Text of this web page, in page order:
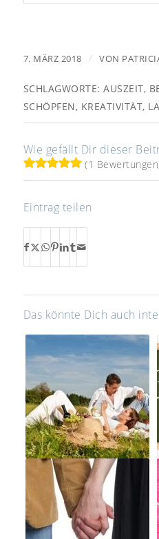
7. MÄRZ 2018 / VON
SCHLAGWORTE: AUSZEIT,
SCHÖPFEN, KREATIVITÄT,
Wie gefällt Dir dieser
(1
Eintrag teilen
Das könnte Dich auch